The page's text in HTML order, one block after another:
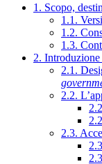
1. Scopo,
1.1.
1.2.
1.3.
2.
2.1.
2.2.
2.3.